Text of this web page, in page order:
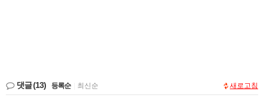
댓글(13) 등록순 최신순 새로고침